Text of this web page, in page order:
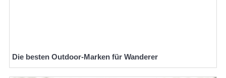
Die besten Outdoor-Marken für Wanderer